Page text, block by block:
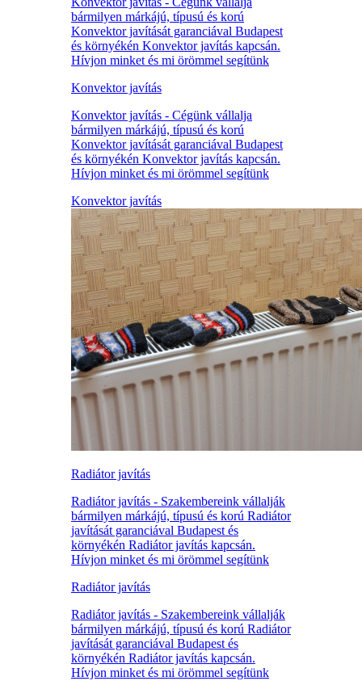
bármilyen márkájú, típusú és korú
Konvektor javítását garanciával Budapest
és környékén Konvektor javítás kapcsán.
Hívjon minket és mi örömmel segítünk
Konvektor javítás
Konvektor javítás - Cégünk vállalja
bármilyen márkájú, típusú és korú
Konvektor javítását garanciával Budapest
és környékén Konvektor javítás kapcsán.
Hívjon minket és mi örömmel segítünk
Konvektor javítás
Radiátor javítás
Radiátor javítás - Szakembereink vállalják
bármilyen márkájú, típusú és korú Radiátor
javítását garanciával Budapest és
környékén Radiátor javítás kapcsán.
Hívjon minket és mi örömmel segítünk
Radiátor javítás
Radiátor javítás - Szakembereink vállalják
bármilyen márkájú, típusú és korú Radiátor
javítását garanciával Budapest és
környékén Radiátor javítás kapcsán.
Hívjon minket és mi örömmel segítünk